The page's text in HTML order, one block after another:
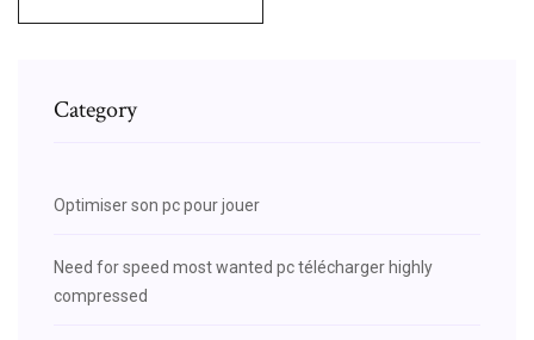
Category
Optimiser son pc pour jouer
Need for speed most wanted pc télécharger highly
compressed